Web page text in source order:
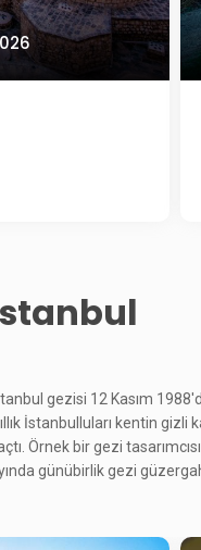
gezisi 12 Kasım
İstanbulluları kentin gizli
Örnek bir gezi
günübirlik gezi